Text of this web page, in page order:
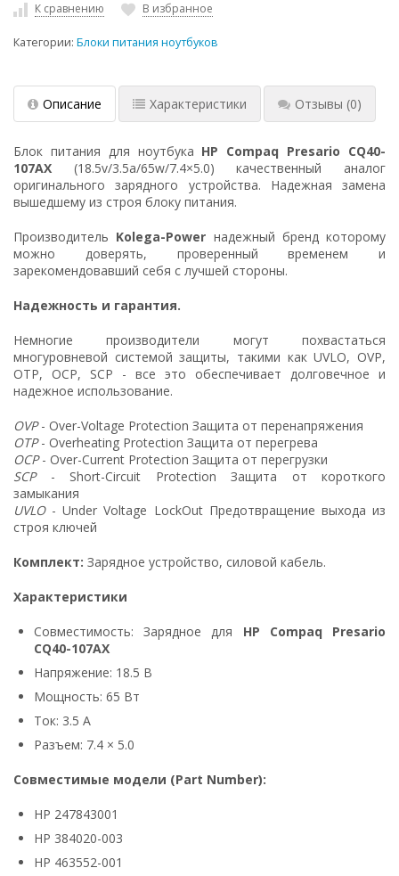
К сравнению В избранное
Категории: Блоки питания ноутбуков
Описание Характеристики Отзывы (0)
Блок питания для ноутбука HP Compaq Presario CQ40-
107AX (18.5v/3.5a/65w/7.4×5.0) качественный аналог
оригинального зарядного устройства. Надежная замена
вышедшему из строя блоку питания.
Производитель Kolega-Power надежный бренд которому
можно доверять, проверенный временем и
зарекомендовавший себя с лучшей стороны.
Надежность и гарантия.
Немногие производители могут похвастаться
многуровневой системой защиты, такими как UVLO, OVP,
OTP, OCP, SCP - все это обеспечивает долговечное и
надежное использование.
OVP- Over-Voltage Protection Защита от перенапряжения
OTP- Overheating Protection Защита от перегрева
OCP- Over-Current Protection Защита от перегрузки
SCP- Short-Circuit Protection Защита от короткого
замыкания
UVLO- Under Voltage LockOut Предотвращение выхода из
строя ключей
Комплект: Зарядное устройство, силовой кабель.
Характеристики
Совместимость: Зарядное для HP Compaq Presario
CQ40-107AX
Напряжение: 18.5 В
Мощность: 65 Вт
Ток: 3.5 А
Разъем: 7.4 × 5.0
Совместимые модели (Part Number):
HP 247843001
HP 384020-003
HP 463552-001